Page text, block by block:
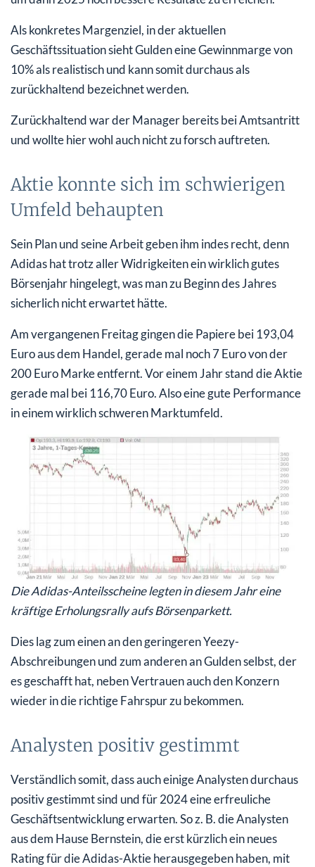
Als konkretes Margenziel, in der aktuellen
Geschäftssituation sieht Gulden eine Gewinnmarge von
10% als realistisch und kann somit durchaus als
zurückhaltend bezeichnet werden.
Zurückhaltend war der Manager bereits bei Amtsantritt
und wollte hier wohl auch nicht zu forsch auftreten.
Aktie konnte sich im schwierigen
Umfeld behaupten
Sein Plan und seine Arbeit geben ihm indes recht, denn
Adidas hat trotz aller Widrigkeiten ein wirklich gutes
Börsenjahr hingelegt, was man zu Beginn des Jahres
sicherlich nicht erwartet hätte.
Am vergangenen Freitag gingen die Papiere bei 193,04
Euro aus dem Handel, gerade mal noch 7 Euro von der
200 Euro Marke entfernt. Vor einem Jahr stand die Aktie
gerade mal bei 116,70 Euro. Also eine gute Performance
in einem wirklich schweren Marktumfeld.
Die Adidas-Anteilsscheine legten in diesem Jahr eine
kräftige Erholungsrally aufs Börsenparkett.
Dies lag zum einen an den geringeren Yeezy-
Abschreibungen und zum anderen an Gulden selbst, der
es geschafft hat, neben Vertrauen auch den Konzern
wieder in die richtige Fahrspur zu bekommen.
Analysten positiv gestimmt
Verständlich somit, dass auch einige Analysten durchaus
positiv gestimmt sind und für 2024 eine erfreuliche
Geschäftsentwicklung erwarten. So z. B. die Analysten
aus dem Hause Bernstein, die erst kürzlich ein neues
Rating für die Adidas-Aktie herausgegeben haben, mit